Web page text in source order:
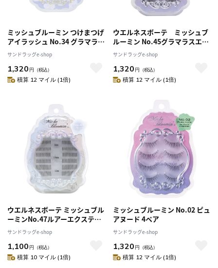
ミッシュブルーミン つけまつげ
アイラッシュ No.34 グラマラス
エクステンション 4ペア
サンドラッグe-shop
1,320 円 （税込）
積算 12 マイル (1倍)
ウエルネスボーテ ミッシュブ
ルーミン No.45グラマラスエレ
ガント 4ペア
サンドラッグe-shop
1,320 円 （税込）
積算 12 マイル (1倍)
ウエルネスボーテ ミッシュブル
ーミンNo.47ルアーエクステ
144束
サンドラッグe-shop
1,100 円 （税込）
積算 10 マイル (1倍)
ミッシュブルーミン No.02 ピュ
アヌード 4ペア
サンドラッグe-shop
1,320 円 （税込）
積算 12 マイル (1倍)